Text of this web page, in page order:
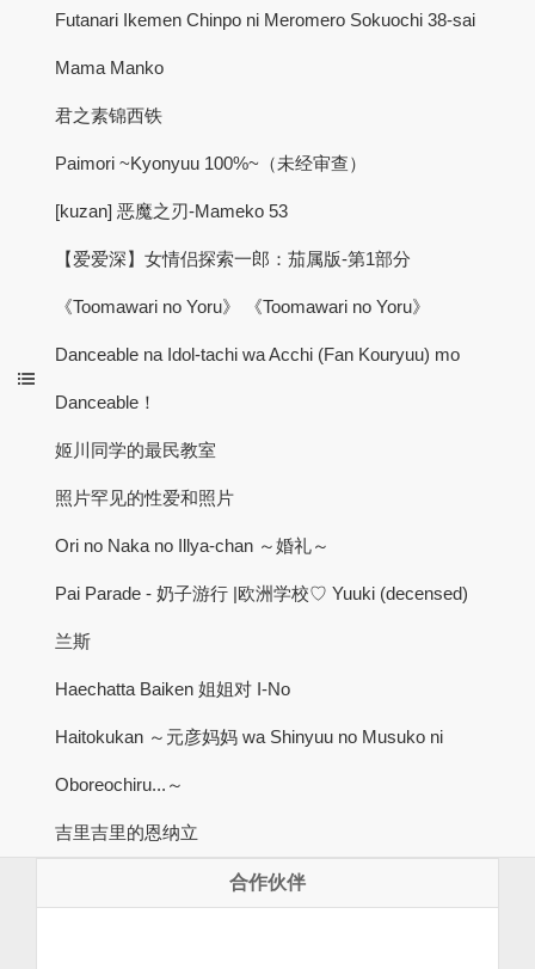
Futanari Ikemen Chinpo ni Meromero Sokuochi 38-sai
Mama Manko
君之素锦西铁
Paimori ~Kyonyuu 100%~（未经审查）
[kuzan] 恶魔之刃-Mameko 53
【爱爱深】女情侣探索一郎：茄属版-第1部分
《Toomawari no Yoru》 《Toomawari no Yoru》
Danceable na Idol-tachi wa Acchi (Fan Kouryuu) mo
Danceable！
姬川同学的最民教室
照片罕见的性爱和照片
Ori no Naka no Illya-chan ～婚礼～
Pai Parade - 奶子游行 |欧洲学校♡ Yuuki (decensed)
兰斯
Haechatta Baiken 姐姐对 I-No
Haitokukan ～元彦妈妈 wa Shinyuu no Musuko ni
Oboreochiru...～
吉里吉里的恩纳立
合作伙伴